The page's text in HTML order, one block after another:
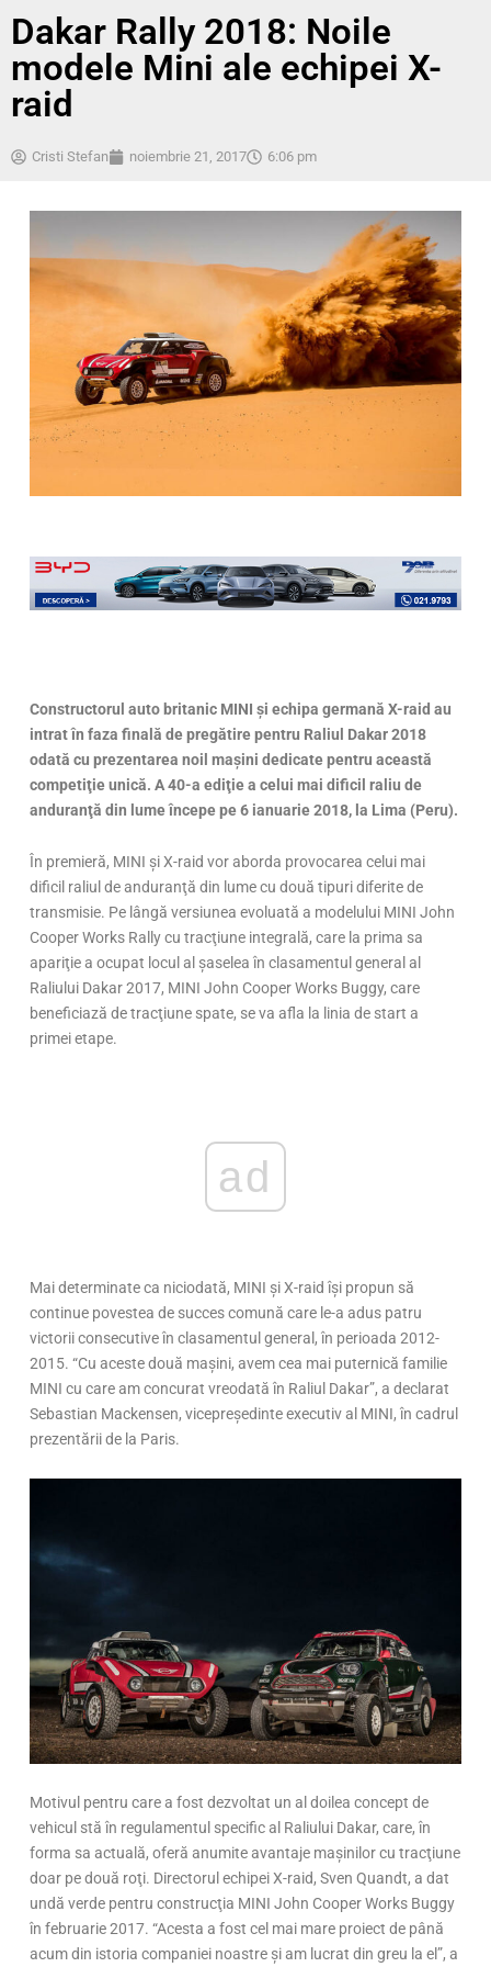
Dakar Rally 2018: Noile
modele Mini ale echipei X-
raid
Cristi Stefan noiembrie 21, 2017 6:06 pm
Constructorul auto britanic MINI şi echipa germană X-raid au
intrat în faza finală de pregătire pentru Raliul Dakar 2018
odată cu prezentarea noil maşini dedicate pentru această
competiţie unică. A 40-a ediţie a celui mai dificil raliu de
anduranţă din lume începe pe 6 ianuarie 2018, la Lima (Peru).
În premieră, MINI şi X-raid vor aborda provocarea celui mai
dificil raliul de anduranţă din lume cu două tipuri diferite de
transmisie. Pe lângă versiunea evoluată a modelului MINI John
Cooper Works Rally cu tracţiune integrală, care la prima sa
apariţie a ocupat locul al şaselea în clasamentul general al
Raliului Dakar 2017, MINI John Cooper Works Buggy, care
beneficiază de tracţiune spate, se va afla la linia de start a
primei etape.
ad
Mai determinate ca niciodată, MINI şi X-raid îşi propun să
continue povestea de succes comună care le-a adus patru
victorii consecutive în clasamentul general, în perioada 2012-
2015. “Cu aceste două maşini, avem cea mai puternică familie
MINI cu care am concurat vreodată în Raliul Dakar”, a declarat
Sebastian Mackensen, vicepreşedinte executiv al MINI, în cadrul
prezentării de la Paris.
Motivul pentru care a fost dezvoltat un al doilea concept de
vehicul stă în regulamentul specific al Raliului Dakar, care, în
forma sa actuală, oferă anumite avantaje maşinilor cu tracţiune
doar pe două roţi. Directorul echipei X-raid, Sven Quandt, a dat
undă verde pentru construcţia MINI John Cooper Works Buggy
în februarie 2017. “Acesta a fost cel mai mare proiect de până
acum din istoria companiei noastre şi am lucrat din greu la el”, a